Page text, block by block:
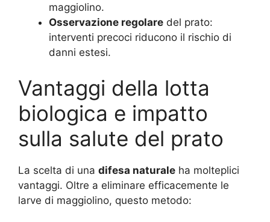
maggiolino.
Osservazione regolare del prato:
interventi precoci riducono il rischio di
danni estesi.
Vantaggi della lotta
biologica e impatto
sulla salute del prato
La scelta di una difesa naturale ha molteplici
vantaggi. Oltre a eliminare efficacemente le
larve di maggiolino, questo metodo: